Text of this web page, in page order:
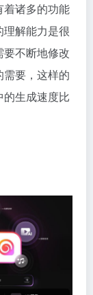
着诸多的功能
解能力是很
不断地修改
要，这样的
生成速度比